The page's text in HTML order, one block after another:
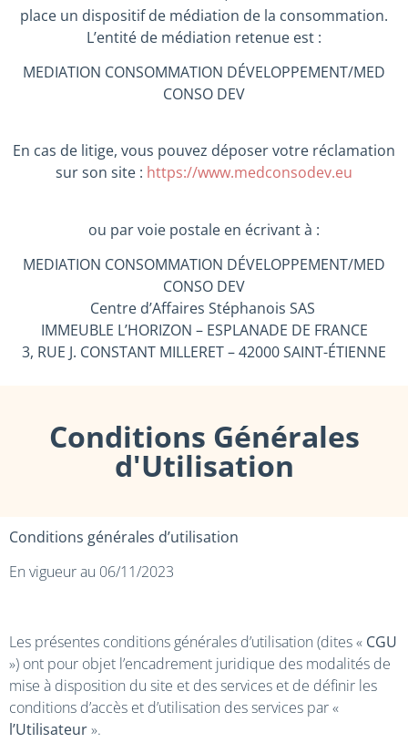
place un dispositif de médiation de la consommation.
L’entité de médiation retenue est :
MEDIATION CONSOMMATION DÉVELOPPEMENT/MED
CONSO DEV
En cas de litige, vous pouvez déposer votre réclamation
sur son site : https://www.medconsodev.eu
ou par voie postale en écrivant à :
MEDIATION CONSOMMATION DÉVELOPPEMENT/MED
CONSO DEV
Centre d’Affaires Stéphanois SAS
IMMEUBLE L’HORIZON – ESPLANADE DE FRANCE
3, RUE J. CONSTANT MILLERET – 42000 SAINT-ÉTIENNE
Conditions Générales
d'Utilisation
Conditions générales d’utilisation
En vigueur au 06/11/2023
Les présentes conditions générales d’utilisation (dites « CGU
») ont pour objet l’encadrement juridique des modalités de
mise à disposition du site et des services et de définir les
conditions d’accès et d’utilisation des services par «
l’Utilisateur».